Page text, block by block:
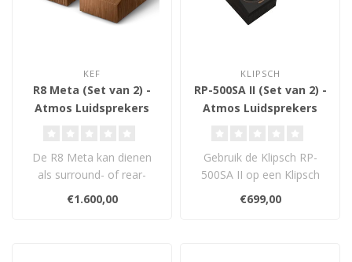
KEF
R8 Meta (Set van 2) -
Atmos Luidsprekers
De R8 Meta kan dienen
als surround- of rear-
luidspreker met de
geïntegreerde mu..
€1.600,00
KLIPSCH
RP-500SA II (Set van 2) -
Atmos Luidsprekers
Gebruik de Klipsch RP-
500SA II op een Klipsch
luidspreker of
surroundluidspreker..
€699,00